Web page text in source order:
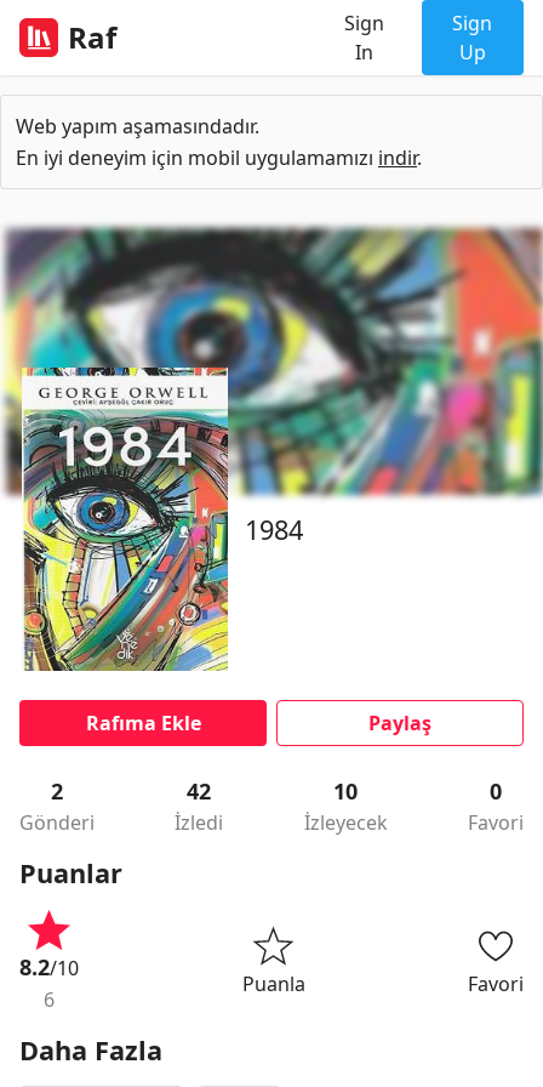
Raf
Sign
In
Sign
Up
Web yapım aşamasındadır.
En iyi deneyim için mobil uygulamamızı indir.
1984
Rafıma Ekle Paylaş
2
Gönderi
42
İzledi
10
İzleyecek
0
Favori
Puanlar
8.2/10
6
Puanla Favori
Daha Fazla